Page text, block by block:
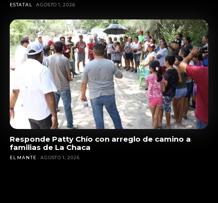
ESTATAL AGOSTO 1, 2026
Responde Patty Chío con arreglo de camino a
familias de La Chaca
EL MANTE AGOSTO 1, 2026